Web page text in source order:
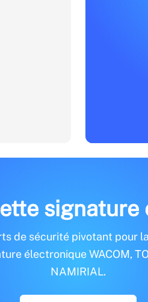
signature
de sécurité pivotant pour
électronique WACOM,
NAMIRIAL.